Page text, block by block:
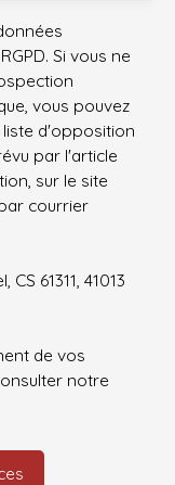
Si vous ne
vous pouvez
d'opposition
par l'article
sur le site
courrier
61311, 41013
de vos
notre